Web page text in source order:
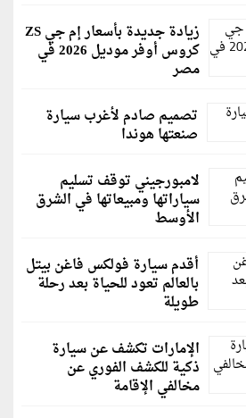
زيادة جديدة بأسعار إم جي ZS
كروس أوفر موديل 2026 في
مصر
تصميم صادم لأغرب سيارة
صنعتها هوندا
لامبورجيني توقف تسليم
سياراتها ومبيعاتها في الشرق
الأوسط
أقدم سيارة فولكس فاغن بيتل
بالعالم تعود للحياة بعد رحلة
طويلة
الإمارات تكشف عن سيارة
ذكية للكشف الفوري عن
مخالفي الإقامة